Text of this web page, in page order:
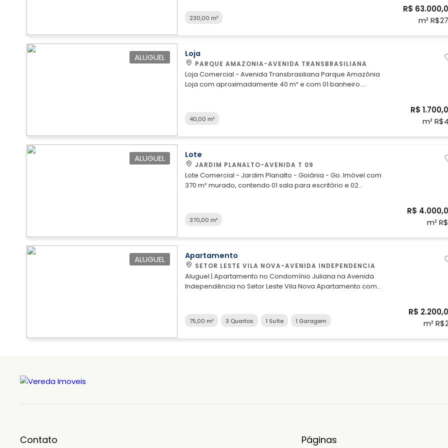
através dos telefones: Fixo: (62) 3215-1755 Whatzapp: (62)
230,00 m²
R$
m²
ALUGUEL Loja
PARQUE AMAZONIA-AVENIDA TRANSBRASILIANA
Loja Comercial - Avenida Transbrasiliana Parque Amazônia
Loja com aproximadamente 40 m² e com 01 banheiro.
40,00 m²
R$
m²
ALUGUEL Lote
JARDIM PLANALTO-AVENIDA T 09
Lote Comercial - Jardim Planalto - Goiânia - Go. Imóvel com
370 m² murado, contendo 01 sala para escritório e 02
0205
370,00 m²
R$
m²
ALUGUEL Apartamento
SETOR LESTE VILA NOVA-AVENIDA INDEPENDENCIA
Aluguel | Apartamento no Condomínio Juliana na Avenida
Independência no Setor Leste Vila Nova Apartamento com
quartos, sala e cozinha, ar condicionado na suite e uma
vaga de garagem ampla. Aluguel com iptu e condomínio
75,00 m² 3 Quartos 1 Suíte 1 Garagem
R$
m²
Contato Páginas